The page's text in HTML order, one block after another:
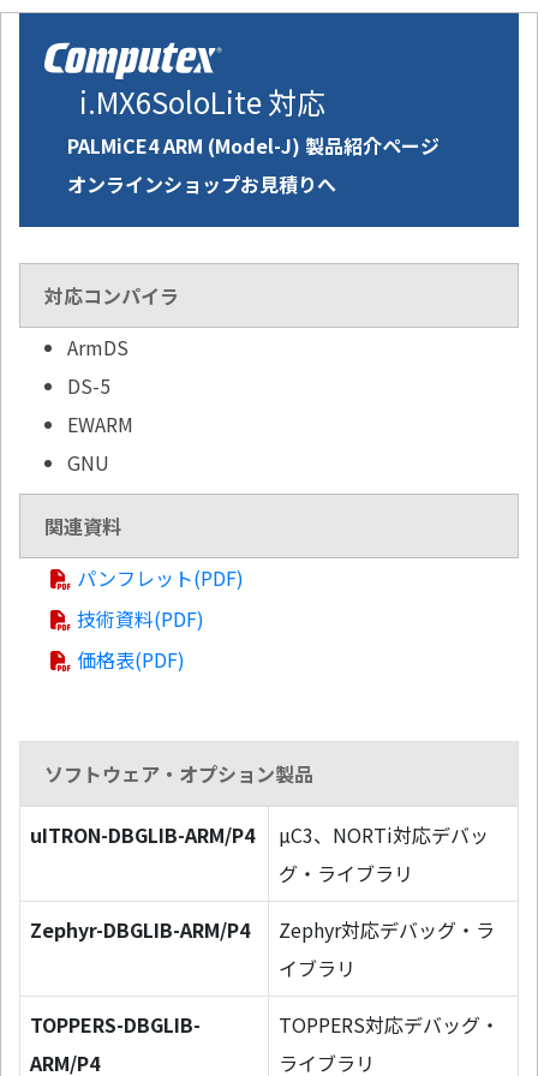
i.MX6SoloLite 対応
PALMiCE4 ARM (Model-J) 製品紹介ページ
オンラインショップお見積りへ
対応コンパイラ
ArmDS
DS-5
EWARM
GNU
関連資料
パンフレット(PDF)
技術資料(PDF)
価格表(PDF)
ソフトウェア・オプション製品
uITRON-DBGLIB-ARM/P4
µC3、NORTi対応デバッ
グ・ライブラリ
Zephyr-DBGLIB-ARM/P4
Zephyr対応デバッグ・ラ
イブラリ
TOPPERS-DBGLIB-
ARM/P4
TOPPERS対応デバッグ・
ライブラリ